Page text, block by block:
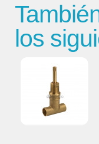
los